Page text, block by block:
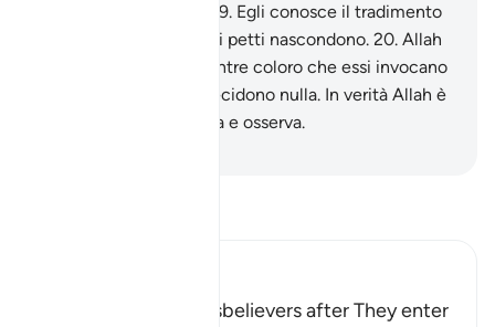
The Regret of the Disbelievers after They enter
19. Egli conosce il tradimento
degli occhi e quel che i petti nascondono. 20. Allah
decide con equità, mentre coloro che essi invocano
all’infuori di Lui, non decidono nulla. In verità Allah è
Colui Che tutto ascolta e osserva.